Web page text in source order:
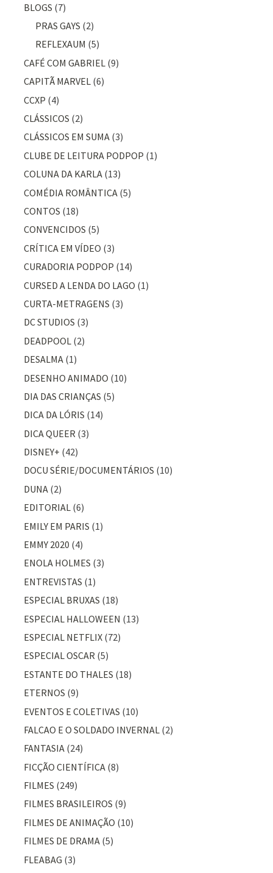
BLOGS (7)
PRAS GAYS (2)
REFLEXAUM (5)
CAFÉ COM GABRIEL (9)
CAPITÃ MARVEL (6)
CCXP (4)
CLÁSSICOS (2)
CLÁSSICOS EM SUMA (3)
CLUBE DE LEITURA PODPOP (1)
COLUNA DA KARLA (13)
COMÉDIA ROMÂNTICA (5)
CONTOS (18)
CONVENCIDOS (5)
CRÍTICA EM VÍDEO (3)
CURADORIA PODPOP (14)
CURSED A LENDA DO LAGO (1)
CURTA-METRAGENS (3)
DC STUDIOS (3)
DEADPOOL (2)
DESALMA (1)
DESENHO ANIMADO (10)
DIA DAS CRIANÇAS (5)
DICA DA LÓRIS (14)
DICA QUEER (3)
DISNEY+ (42)
DOCU SÉRIE/DOCUMENTÁRIOS (10)
DUNA (2)
EDITORIAL (6)
EMILY EM PARIS (1)
EMMY 2020 (4)
ENOLA HOLMES (3)
ENTREVISTAS (1)
ESPECIAL BRUXAS (18)
ESPECIAL HALLOWEEN (13)
ESPECIAL NETFLIX (72)
ESPECIAL OSCAR (5)
ESTANTE DO THALES (18)
ETERNOS (9)
EVENTOS E COLETIVAS (10)
FALCAO E O SOLDADO INVERNAL (2)
FANTASIA (24)
FICÇÃO CIENTÍFICA (8)
FILMES (249)
FILMES BRASILEIROS (9)
FILMES DE ANIMAÇÃO (10)
FILMES DE DRAMA (5)
FLEABAG (3)